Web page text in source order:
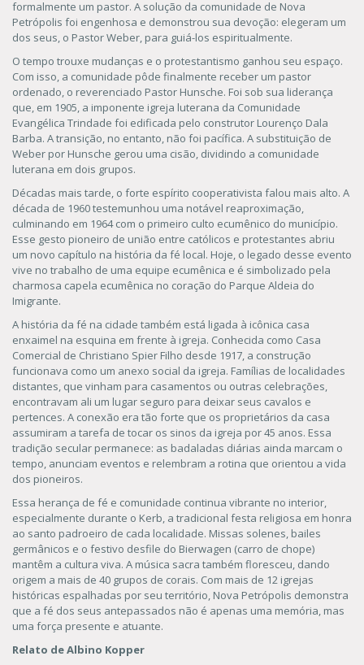
formalmente um pastor. A solução da comunidade de Nova
Petrópolis foi engenhosa e demonstrou sua devoção: elegeram um
dos seus, o Pastor Weber, para guiá-los espiritualmente.
O tempo trouxe mudanças e o protestantismo ganhou seu espaço.
Com isso, a comunidade pôde finalmente receber um pastor
ordenado, o reverenciado Pastor Hunsche. Foi sob sua liderança
que, em 1905, a imponente igreja luterana da Comunidade
Evangélica Trindade foi edificada pelo construtor Lourenço Dala
Barba. A transição, no entanto, não foi pacífica. A substituição de
Weber por Hunsche gerou uma cisão, dividindo a comunidade
luterana em dois grupos.
Décadas mais tarde, o forte espírito cooperativista falou mais alto. A
década de 1960 testemunhou uma notável reaproximação,
culminando em 1964 com o primeiro culto ecumênico do município.
Esse gesto pioneiro de união entre católicos e protestantes abriu
um novo capítulo na história da fé local. Hoje, o legado desse evento
vive no trabalho de uma equipe ecumênica e é simbolizado pela
charmosa capela ecumênica no coração do Parque Aldeia do
Imigrante.
A história da fé na cidade também está ligada à icônica casa
enxaimel na esquina em frente à igreja. Conhecida como Casa
Comercial de Christiano Spier Filho desde 1917, a construção
funcionava como um anexo social da igreja. Famílias de localidades
distantes, que vinham para casamentos ou outras celebrações,
encontravam ali um lugar seguro para deixar seus cavalos e
pertences. A conexão era tão forte que os proprietários da casa
assumiram a tarefa de tocar os sinos da igreja por 45 anos. Essa
tradição secular permanece: as badaladas diárias ainda marcam o
tempo, anunciam eventos e relembram a rotina que orientou a vida
dos pioneiros.
Essa herança de fé e comunidade continua vibrante no interior,
especialmente durante o Kerb, a tradicional festa religiosa em honra
ao santo padroeiro de cada localidade. Missas solenes, bailes
germânicos e o festivo desfile do Bierwagen (carro de chope)
mantêm a cultura viva. A música sacra também floresceu, dando
origem a mais de 40 grupos de corais. Com mais de 12 igrejas
históricas espalhadas por seu território, Nova Petrópolis demonstra
que a fé dos seus antepassados não é apenas uma memória, mas
uma força presente e atuante.
Relato de Albino Kopper